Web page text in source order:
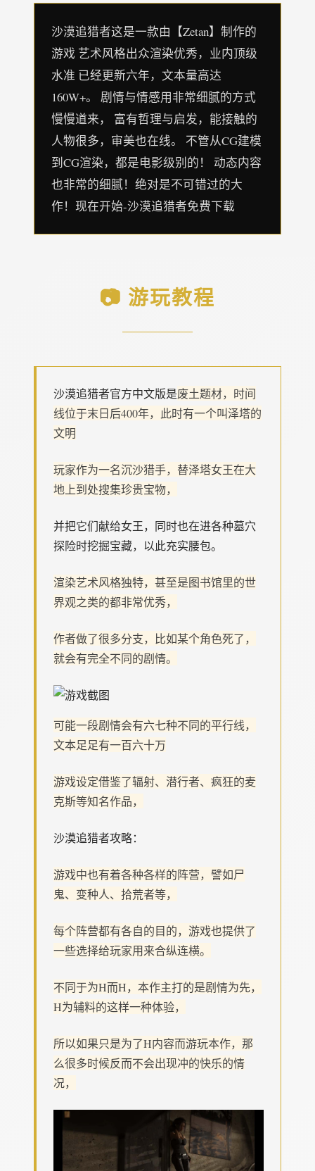
沙漠追猎者这是一款由【Zetan】制作的
游戏 艺术风格出众渲染优秀，业内顶级
水准 已经更新六年，文本量高达
160W+。 剧情与情感用非常细腻的方式
慢慢道来， 富有哲理与启发，能接触的
人物很多，审美也在线。 不管从CG建模
到CG渲染，都是电影级别的！ 动态内容
也非常的细腻！绝对是不可错过的大
作！现在开始-沙漠追猎者免费下载
📷 游玩教程
沙漠追猎者官方中文版是废土题材，时间
线位于末日后400年，此时有一个叫泽塔的
文明
玩家作为一名沉沙猎手，替泽塔女王在大
地上到处搜集珍贵宝物，
并把它们献给女王，同时也在进各种墓穴
探险时挖掘宝藏，以此充实腰包。
渲染艺术风格独特，甚至是图书馆里的世
界观之类的都非常优秀，
作者做了很多分支，比如某个角色死了，
就会有完全不同的剧情。
可能一段剧情会有六七种不同的平行线，
文本足足有一百六十万
游戏设定借鉴了辐射、潜行者、疯狂的麦
克斯等知名作品，
沙漠追猎者攻略：
游戏中也有着各种各样的阵营，譬如尸
鬼、变种人、拾荒者等，
每个阵营都有各自的目的，游戏也提供了
一些选择给玩家用来合纵连横。
不同于为H而H，本作主打的是剧情为先，
H为辅料的这样一种体验，
所以如果只是为了H内容而游玩本作，那
么很多时候反而不会出现冲的快乐的情
况，